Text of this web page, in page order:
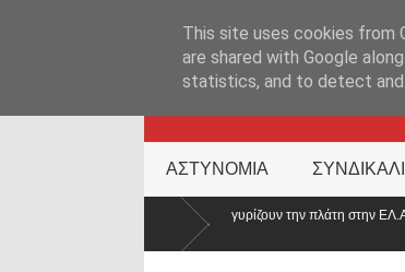
KATEHACKER
ΑΣΤΥΝΟΜΙΑ
γυρίζουν την πλάτη στην ΕΛ.ΑΣ. – Οι βάσεις κατρακύλησαν και
This site uses cookies from
are shared with Google
statistics, and to detect and